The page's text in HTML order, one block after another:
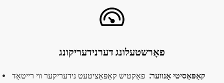
פאָרשטעלונג דערנידעריקונג
 קאַפּאַסיטי אָנווער: פאַקטיש קאַפּאַציטעט נידעריקער ווי רייטאַד